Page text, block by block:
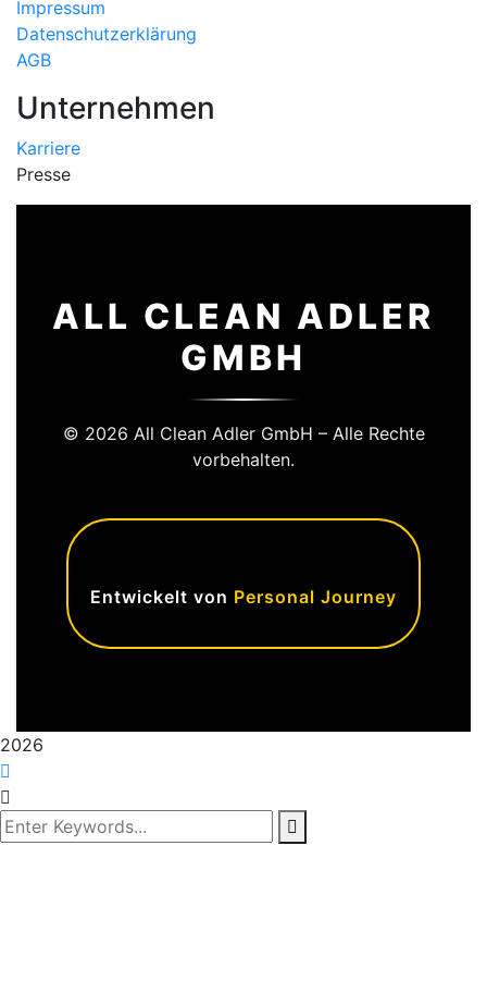
Impressum
Datenschutzerklärung
AGB
Unternehmen
Karriere
Presse
ALL CLEAN ADLER
GMBH
© 2026 All Clean Adler GmbH – Alle Rechte
vorbehalten.
Entwickelt von Personal Journey
2026